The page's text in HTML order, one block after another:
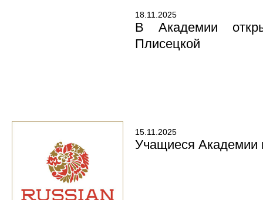
18.11.2025
В Академии
Плисецкой
15.11.2025
Учащиеся Академии